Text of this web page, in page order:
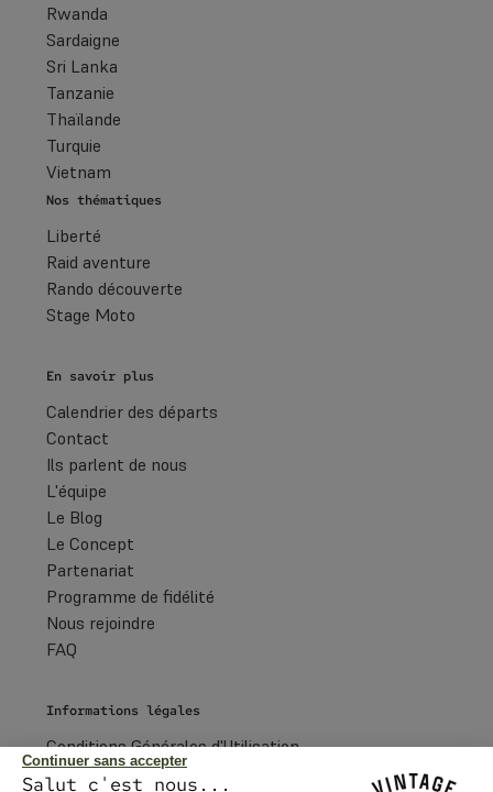
Rwanda
Sardaigne
Sri Lanka
Tanzanie
Thaïlande
Turquie
Vietnam
Nos thématiques
Liberté
Raid aventure
Rando découverte
Stage Moto
En savoir plus
Calendrier des départs
Contact
Ils parlent de nous
L'équipe
Le Blog
Le Concept
Partenariat
Programme de fidélité
Nous rejoindre
FAQ
Informations légales
Conditions Générales d'Utilisation
Conditions Générales de Vente
Continuer sans accepter
Salut c'est nous...